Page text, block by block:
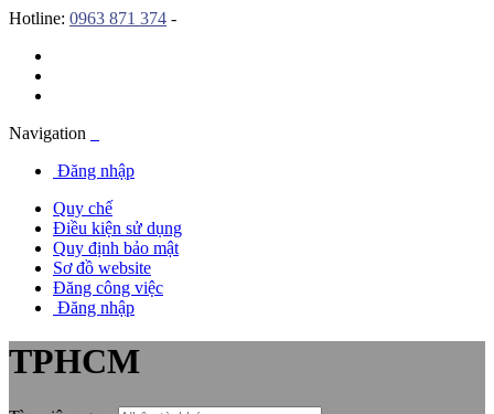
Hotline: 0963 871 374 -
Navigation
Đăng nhập
Quy chế
Điều kiện sử dụng
Quy định bảo mật
Sơ đồ website
Đăng công việc
Đăng nhập
TPHCM